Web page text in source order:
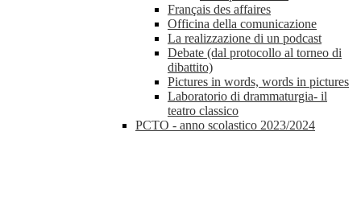
Français des affaires
Officina della comunicazione
La realizzazione di un podcast
Debate (dal protocollo al torneo di
dibattito)
Pictures in words, words in pictures
Laboratorio di drammaturgia- il
teatro classico
PCTO - anno scolastico 2023/2024